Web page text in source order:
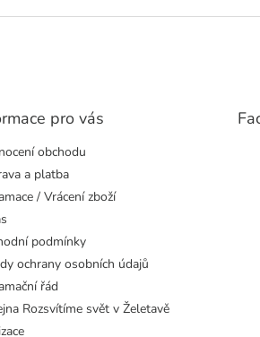
pro vás
obchodu
a platba
/ Vrácení zboží
podmínky
ochrany osobních údajů
řád
Rozsvítíme svět v Želetavě